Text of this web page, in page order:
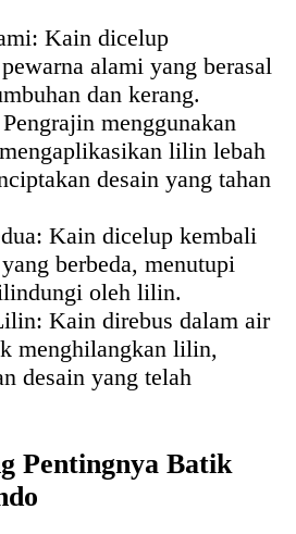
Kain dicelup
alami yang berasal
dan kerang.
menggunakan
lilin lebah
desain yang tahan
Kain dicelup kembali
berbeda, menutupi
oleh lilin.
Kain direbus dalam air
menghilangkan lilin,
desain yang telah
Pentingnya Batik